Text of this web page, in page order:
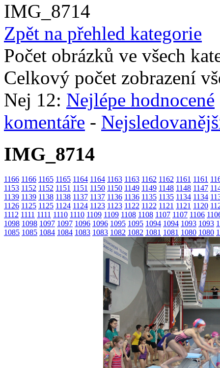
IMG_8714
Zpět na přehled kategorie
Počet obrázků ve všech
Celkový počet zobrazení
Nej 12: Nejlépe hodnocené
komentáře -
IMG_8714
1166 1166 1165 1165 1164 1164 1163 1163 1162 1162 1161 1161
1153 1152 1152 1151 1151 1150 1150 1149 1149 1148 1148 1147
1139 1139 1138 1138 1137 1137 1136 1136 1135 1135 1134 1134
1126 1125 1125 1124 1124 1123 1123 1122 1122 1121 1121 1120
1112 1111 1111 1110 1110 1109 1109 1108 1108 1107 1107 1106
1098 1098 1097 1097 1096 1096 1095 1095 1094 1094 1093 1093
1085 1085 1084 1084 1083 1083 1082 1082 1081 1081 1080 1080